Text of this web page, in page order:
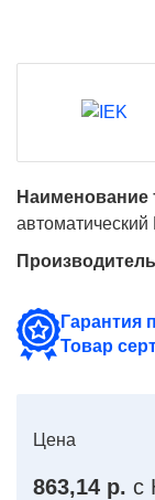
Наименование
Гарантия
Товар
Цена
863,14 р. с